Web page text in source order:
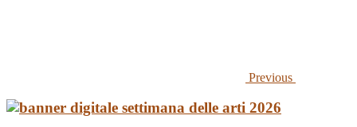
Previous